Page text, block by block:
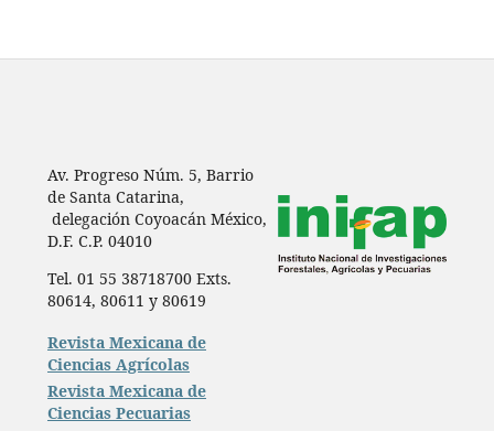
Av. Progreso Núm. 5, Barrio
de Santa Catarina,
delegación Coyoacán México,
D.F. C.P. 04010
Tel. 01 55 38718700 Exts.
80614, 80611 y 80619
Revista Mexicana de
Ciencias Agrícolas
Revista Mexicana de
Ciencias Pecuarias